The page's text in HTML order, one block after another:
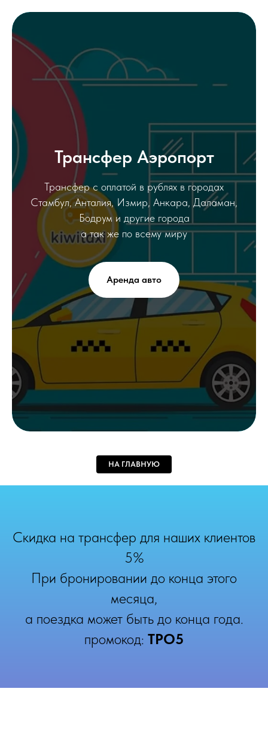
Трансфер Аэропорт
Трансфер с оплатой в рублях в городах
Стамбул, Анталия, Измир, Анкара, Даламан,
Бодрум и другие города
а так же по всему миру
Аренда авто
НА ГЛАВНУЮ
Скидка на трансфер для наших клиентов
5%
При бронировании до конца этого
месяца,
а поездка может быть до конца года.
промокод: TPO5